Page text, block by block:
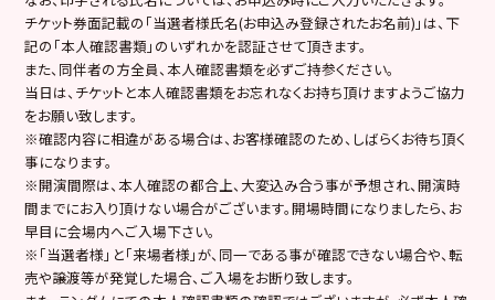
チケット券面記載の「当選者様氏名(お申込み登録されたお名前)」は、下
記の「本人確認書類」のいずれかを認証させて頂きます。
また、同伴者の方全員、本人確認書類を必ずご持参ください。
当日は、チケットと本人確認書類をお忘れなくお持ち頂けますようご協力
をお願い致します。
※確認内容に相違がある場合は、お客様確認のため、しばらくお待ち頂く
事になります。
※開演間際は、本人確認の都合上、大変込み合う事が予想され、開演時
間までにお入り頂けない場合がございます。開場時間になりましたら、お
早目に会場内へご入場下さい。
※「当選者様」と「来場者様」が、同一である事が確認できない場合や、転
売や譲渡等が発覚した場合、ご入場をお断り致します。